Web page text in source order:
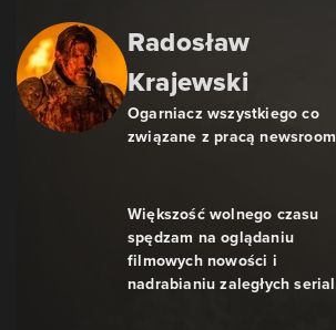
Radosław
Krajewski
Ogarniacz wszystkiego co
związane z pracą
Większość wolnego czasu
spędzam na oglądaniu
filmowych nowości i
nadrabianiu zaległych